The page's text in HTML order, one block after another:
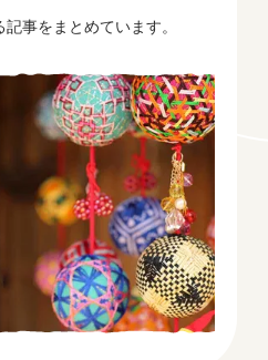
事をまとめています。